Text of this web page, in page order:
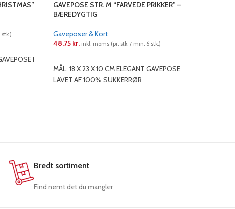
I
GAVEPOSE STR. M “FARVEDE PRIKKER” –
BÆREDYGTIG
Gaveposer & Kort
48,75 kr. inkl. moms (pr. stk. / min. 6 stk.)
MÅL: 18 X 23 X 10 CM ELEGANT GAVEPOSE
LAVET AF 100% SUKKERRØR
Bredt sortiment
Find nemt det du mangler